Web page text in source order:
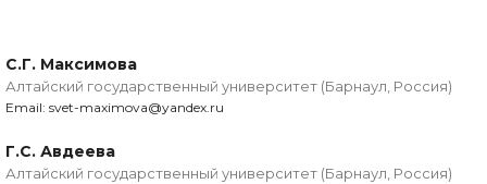
С.Г. Максимова
Алтайский государственный университет (Барнаул, Россия)
Email: svet-maximova@yandex.ru
Г.С. Авдеева
Алтайский государственный университет (Барнаул, Россия)